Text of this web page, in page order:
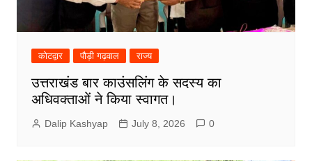
कोटद्वार पौड़ी गढ़वाल राज्य
उत्तराखंड बार काउंसलिंग के सदस्य का
अधिवक्ताओं ने किया स्वागत।
Dalip Kashyap July 8, 2026 0